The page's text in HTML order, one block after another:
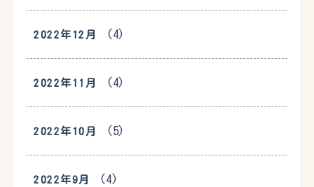
2022年12月 (4)
2022年11月 (4)
2022年10月 (5)
2022年9月 (4)